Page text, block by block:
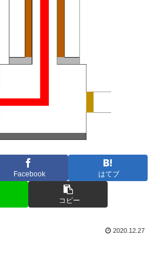
Facebook はてブ
コピー
2020.12.27